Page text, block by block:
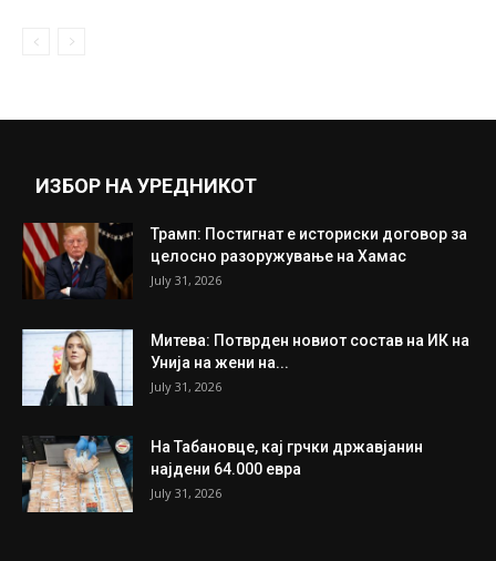
ИЗБОР НА УРЕДНИКОТ
Трамп: Постигнат е историски договор за
целосно разоружување на Хамас
July 31, 2026
Митева: Потврден новиот состав на ИК на
Унија на жени на...
July 31, 2026
На Табановце, кај грчки државјанин
најдени 64.000 евра
July 31, 2026